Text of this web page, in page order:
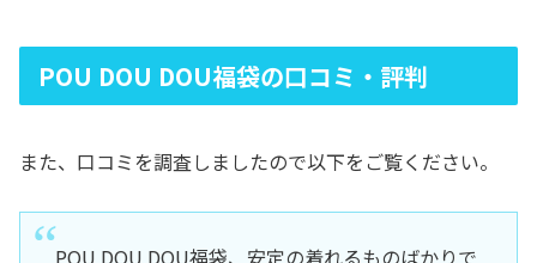
POU DOU DOU福袋の口コミ・評判
また、口コミを調査しましたので以下をご覧ください。
POU DOU DOU福袋、安定の着れるものばかりで